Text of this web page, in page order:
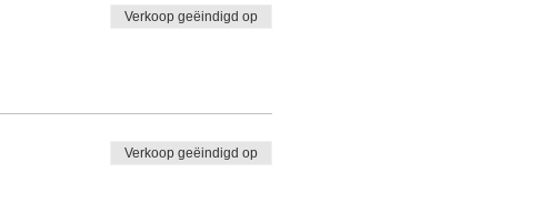
Verkoop geëindigd op
Verkoop geëindigd op